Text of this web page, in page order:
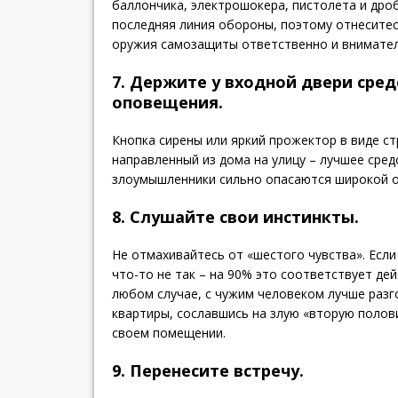
баллончика, электрошокера, пистолета и
последняя линия обороны, поэтому
оружия самозащиты ответственно и
7. Держите у входной двери
оповещения.
Кнопка сирены или яркий прожектор в виде
направленный из дома на улицу – лучшее
злоумышленники сильно опасаются широкой
8. Слушайте свои инстинкты.
Не отмахивайтесь от «шестого чувства».
что-то не так – на 90% это соответствует
любом случае, с чужим человеком лучше
квартиры, сославшись на злую «вторую
своем помещении.
9. Перенесите встречу.